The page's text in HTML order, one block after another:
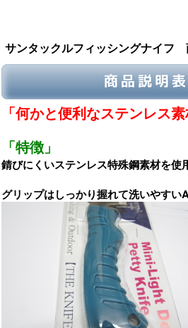
サンタックルフィッシングナイフ
商品説明
「何かと便利なステンレス素
「特徴」
錆びにくいステンレス特殊鋼素材を使
グリップはしっかり握れて洗いやすい